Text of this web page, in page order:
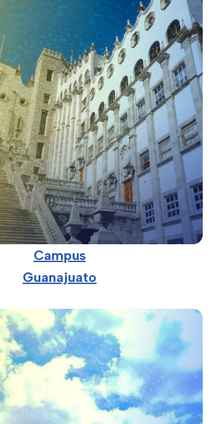
Campus
Guanajuato